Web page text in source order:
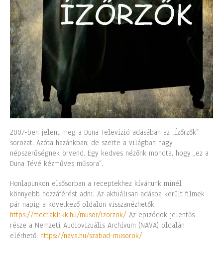
2007-ben jelent meg a Duna Televízió adásában az „Ízőrzők”
sorozat. Azóta hazánkban, de szerte a világban nagy
népszerűségnek örvend. Egy kedves nézőnk mondta, hogy „ez a
Duna Tévé kézműves műsora”.
Honlapunkon elsősorban a receptekhez kívánunk minél
könnyebb hozzáférést adni. Az aktuálisan adásba került filmek
pár napig a következő oldalon visszanézhetők:
https://mediaklikk.hu/musor/izorzok/ Az epizódok jelentős
része a Nemzeti Audiovizuális Archívum (NAVA) oldalán
elérhető: https://nava.hu/szabad-musorok/